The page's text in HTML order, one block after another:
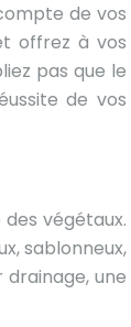
de vos
offrez à vos
pas que le
de vos
végétaux.
sablonneux,
une